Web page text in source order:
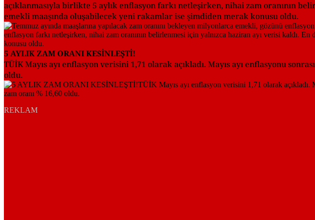
açıklanmasıyla birlikte 5 aylık enflasyon farkı netleşirken, nihai zam oranının
emekli maaşında oluşabilecek yeni rakamlar ise şimdiden merak konusu oldu.
5 AYLIK ZAM ORANI KESİNLEŞTİ!
TÜİK Mayıs ayı enflasyon verisini 1,71 olarak açıkladı. Mayıs ayı enflasyonu
oldu.
REKLAM